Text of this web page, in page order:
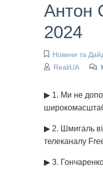
Антон
2024
Новини та
RealiUA
▶ 1. Ми не
▶ 2. Шмигаль
телеканалу
▶ 3.